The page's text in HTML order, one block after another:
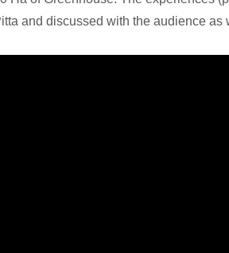
and discussed with the audience as